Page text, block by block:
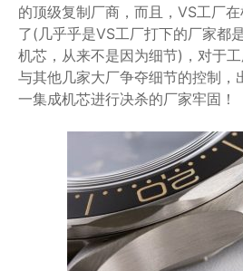
的顶级复制厂商，而且，VS工厂
了(几乎乎是VS工厂打下的厂家都
机芯，从来不是因为细节)，对于
与其他几家大厂争夺细节的控制，
一集成机芯进行决杀的厂家牢固！